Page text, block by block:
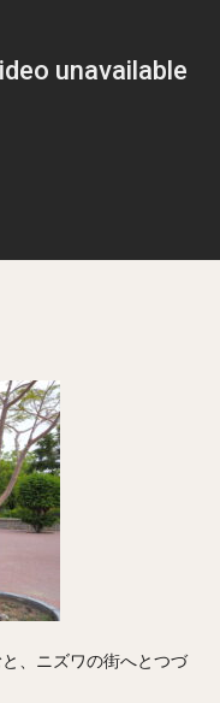
、ニズワの街へとつづ